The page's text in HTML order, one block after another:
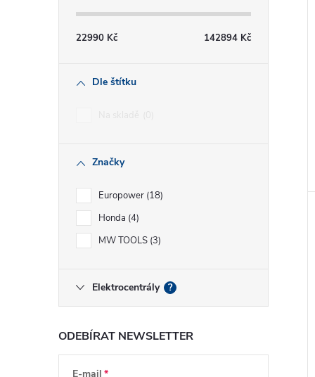
22990 Kč 142894 Kč
Dle štítku
Značky
Europower 18
Honda 4
MW TOOLS 3
Elektrocentrály ?
ODEBÍRAT NEWSLETTER
E-mail